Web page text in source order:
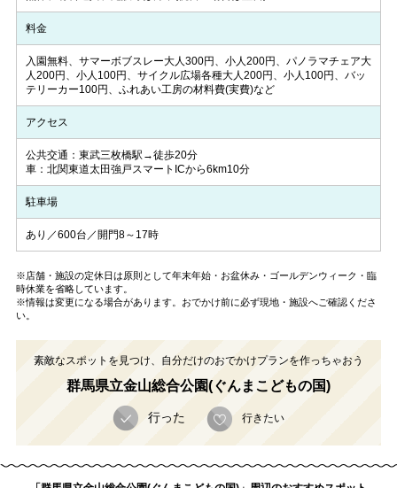
料金
入園無料、サマーボブスレー大人300円、小人200円、パノラマチェア大
人200円、小人100円、サイクル広場各種大人200円、小人100円、バッ
テリーカー100円、ふれあい工房の材料費(実費)など
アクセス
公共交通：東武三枚橋駅→徒歩20分
車：北関東道太田強戸スマートICから6km10分
駐車場
あり／600台／開門8～17時
※店舗・施設の定休日は原則として年末年始・お盆休み・ゴールデンウィーク・臨
時休業を省略しています。
※情報は変更になる場合があります。おでかけ前に必ず現地・施設へご確認くださ
い。
素敵なスポットを見つけ、自分だけのおでかけプランを作っちゃおう
群馬県立金山総合公園(ぐんまこどもの国)
行った 行きたい